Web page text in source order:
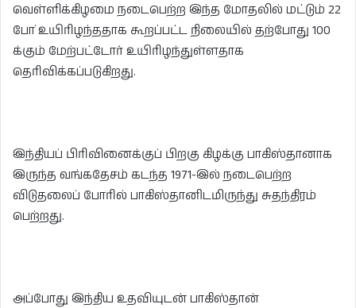
வெள்ளிக்கிழமை நடைபெற்ற இந்த மோதலில் மட்டும் 22
போ் உயிரிழந்ததாக கூறப்பட்ட நிலையில் தற்போது 100
க்கும் மேற்பட்டோர் உயிரிழந்துள்ளதாக
தெரிவிக்கப்படுகிறது.
இந்தியப் பிரிவினைக்குப் பிறகு கிழக்கு பாகிஸ்தானாக
இருந்த வங்கதேசம் கடந்த 1971-இல் நடைபெற்ற
விடுதலைப் போரில் பாகிஸ்தானிடமிருந்து சுதந்திரம்
பெற்றது.
அப்போது இந்திய உதவியுடன் பாகிஸ்தான்